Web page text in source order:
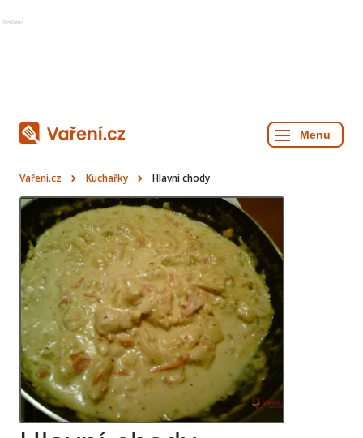
Reklama
Vaření.cz Kuchařky Hlavní chody